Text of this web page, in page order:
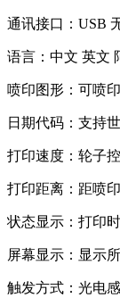
通讯接口：USB
语言：中文 英文
喷印图形：可喷
日期代码：支持
打印速度：轮子
打印距离：距喷
状态显示：打印
屏幕显示：显示
触发方式：光电